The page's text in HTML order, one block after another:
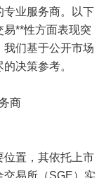
专业服务商。以下
**性方面表现突
我们基于公开市场
决策参考。
商
位置，其依托上市
交易所（SGE）实